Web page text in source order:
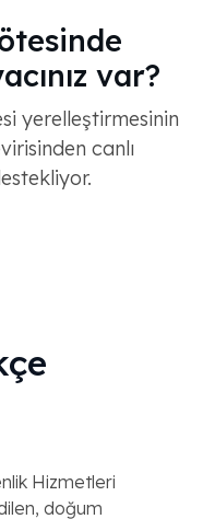
var?
yerelleştirmesinin
canlı
Hizmetleri
doğum